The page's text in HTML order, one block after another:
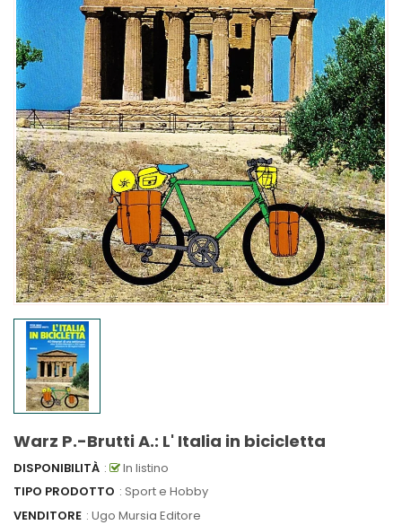
Warz P.-Brutti A.: L' Italia in bicicletta
DISPONIBILITÀ :
In listino
TIPO PRODOTTO : Sport e Hobby
VENDITORE : Ugo Mursia Editore